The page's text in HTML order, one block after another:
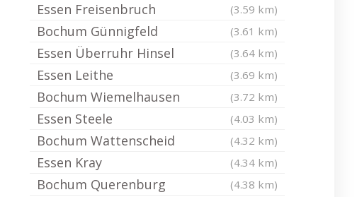
Essen Freisenbruch (3.59 km)
Bochum Günnigfeld (3.61 km)
Essen Überruhr Hinsel (3.64 km)
Essen Leithe (3.69 km)
Bochum Wiemelhausen (3.72 km)
Essen Steele (4.03 km)
Bochum Wattenscheid (4.32 km)
Essen Kray (4.34 km)
Bochum Querenburg (4.38 km)